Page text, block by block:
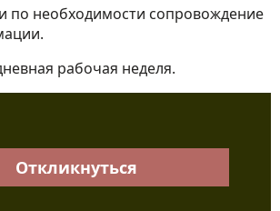
по необходимости сопровождение
рабочая неделя.
Откликнуться